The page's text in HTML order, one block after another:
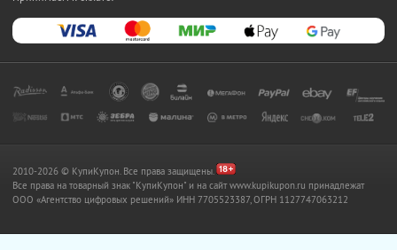
2010-2026 © КупиКупон. Все права защищены.
Все права на товарный знак "КупиКупон" и на сайт www.kupikupon.ru принадлежат
OOO «Агентство цифровых решений» ИНН 7705523387, ОГРН 1127747063212